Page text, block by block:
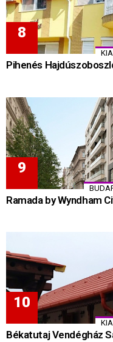
Pihenés
Ramada by Wyndham
Békatutaj Vendégház